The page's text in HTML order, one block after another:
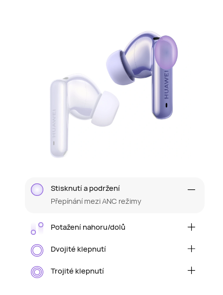
Stisknutí a podržení
Přepínání mezi ANC režimy
Potažení nahoru/dolů
Dvojité klepnutí
přijmout/ukončit hovor
Trojité klepnutí